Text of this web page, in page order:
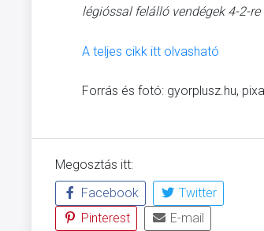
légióssal felálló vendégek 4-2-
A teljes cikk itt olvasható
Forrás és fotó: gyorplusz.hu,
Megosztás itt:
Facebook
Twitter
Pinterest
E-mail